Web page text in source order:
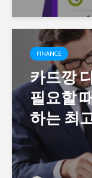
FINANCE
카드깡
필요할
하는 최